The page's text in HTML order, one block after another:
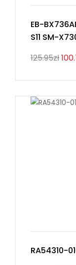
EB-
S11 SM-
125.95zł
RA54310-